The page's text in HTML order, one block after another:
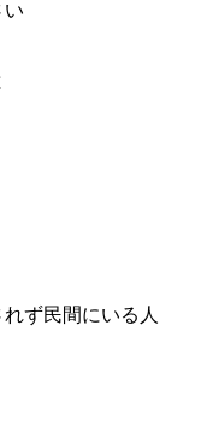
い
ず民間にいる人